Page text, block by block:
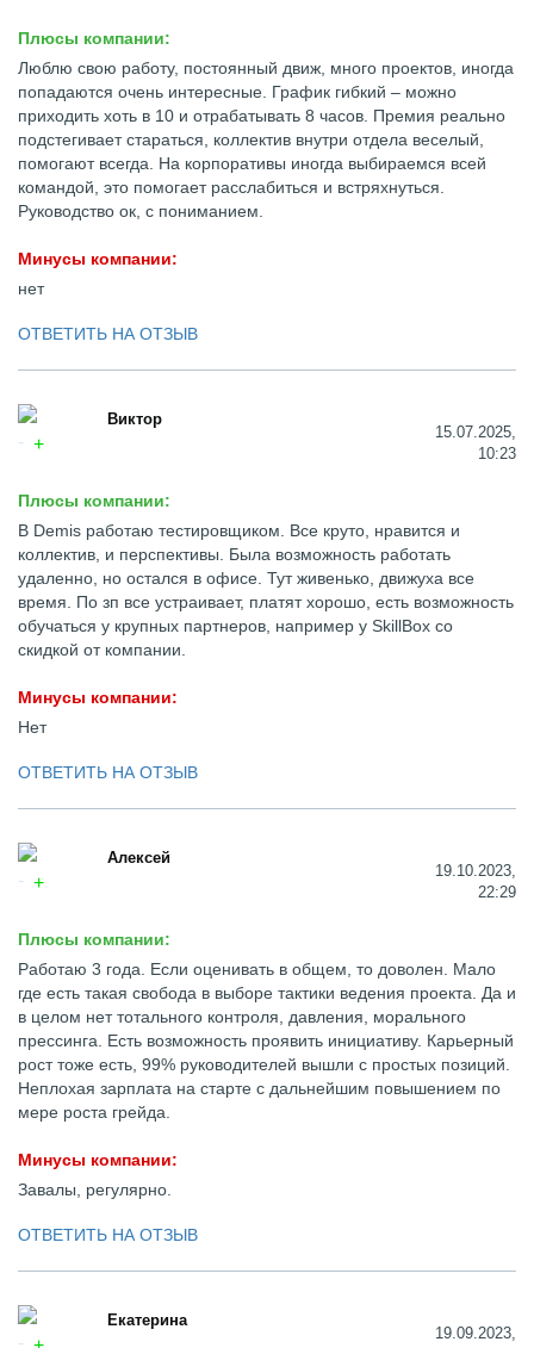
Плюсы компании:
Люблю свою работу, постоянный движ, много проектов, иногда
попадаются очень интересные. График гибкий – можно
приходить хоть в 10 и отрабатывать 8 часов. Премия реально
подстегивает стараться, коллектив внутри отдела веселый,
помогают всегда. На корпоративы иногда выбираемся всей
командой, это помогает расслабиться и встряхнуться.
Руководство ок, с пониманием.
Минусы компании:
нет
ОТВЕТИТЬ НА ОТЗЫВ
Виктор
15.07.2025,
10:23
Плюсы компании:
В Demis работаю тестировщиком. Все круто, нравится и
коллектив, и перспективы. Была возможность работать
удаленно, но остался в офисе. Тут живенько, движуха все
время. По зп все устраивает, платят хорошо, есть возможность
обучаться у крупных партнеров, например у SkillBox со
скидкой от компании.
Минусы компании:
Нет
ОТВЕТИТЬ НА ОТЗЫВ
Алексей
19.10.2023,
22:29
Плюсы компании:
Работаю 3 года. Если оценивать в общем, то доволен. Мало
где есть такая свобода в выборе тактики ведения проекта. Да и
в целом нет тотального контроля, давления, морального
прессинга. Есть возможность проявить инициативу. Карьерный
рост тоже есть, 99% руководителей вышли с простых позиций.
Неплохая зарплата на старте с дальнейшим повышением по
мере роста грейда.
Минусы компании:
Завалы, регулярно.
ОТВЕТИТЬ НА ОТЗЫВ
Екатерина
19.09.2023,